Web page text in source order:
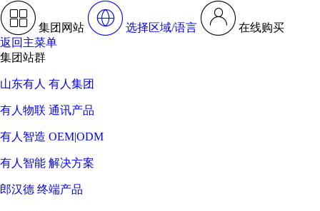
集团网站 选择区域/语言
在线购买
返回主菜单
集团站群
山东有人 有人集团
有人物联 通讯产品
有人智造 OEM|ODM
有人智能 解决方案
郎汉德 终端产品